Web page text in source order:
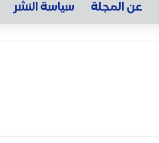
عن المجلة سياسة النشر